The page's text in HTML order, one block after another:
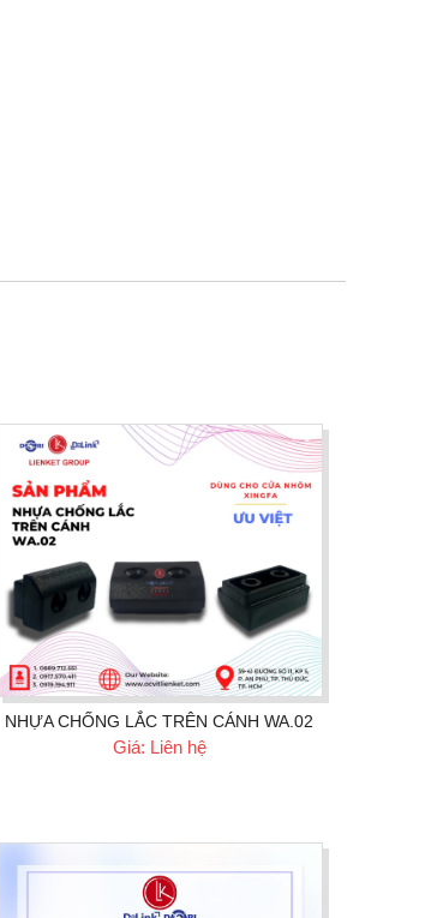
NHỰA CHỐNG LẮC TRÊN CÁNH WA.02
Giá: Liên hệ